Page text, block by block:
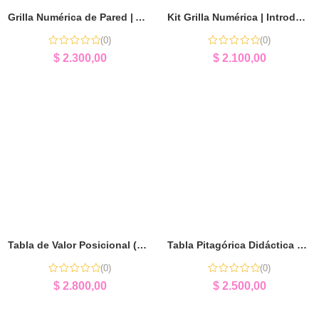
Grilla Numérica de Pared | Aprendizaje Matemático en Aula
(0)
$2.300,00
Kit Grilla Numérica | Introducción a las Matemáticas
(0)
$2.100,00
Tabla de Valor Posicional (Para Sala de Aula) | Aprender Sistema Decimal
(0)
$2.800,00
Tabla Pitagórica Didáctica de Pared | Aprender Multiplicación Jugando
(0)
$2.500,00